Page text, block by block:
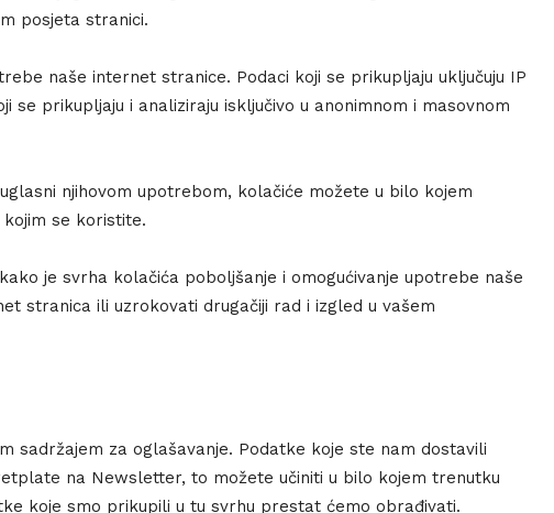
posjeta stranici.
naše internet stranice. Podaci koji se prikupljaju uključuju IP
prikupljaju i analiziraju isključivo u anonimnom i masovnom
njihovom upotrebom, kolačiće možete u bilo kojem
se koristite.
je svrha kolačića poboljšanje i omogućivanje upotrebe naše
stranica ili uzrokovati drugačiji rad i izgled u vašem
za oglašavanje. Podatke koje ste nam dostavili
na Newsletter, to možete učiniti u bilo kojem trenutku
koje smo prikupili u tu svrhu prestat ćemo obrađivati.